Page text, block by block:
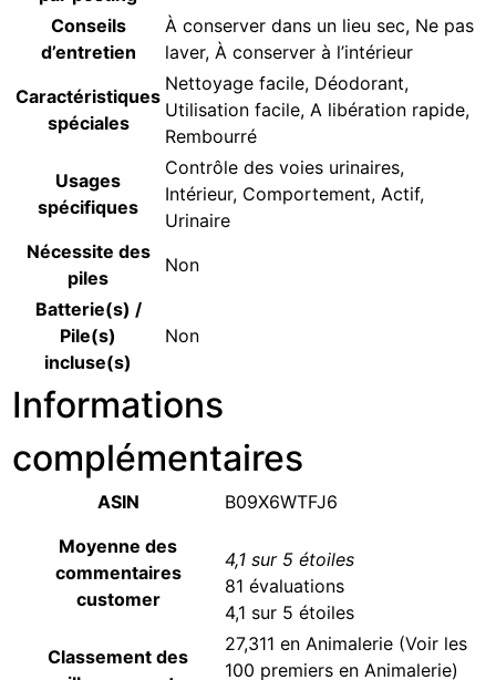
Conseils
d’entretien
‎À conserver dans un lieu sec, Ne pas
laver, À conserver à l’intérieur
Caractéristiques
spéciales
‎Nettoyage facile, Déodorant,
Utilisation facile, A libération rapide,
Rembourré
Usages
spécifiques
‎Contrôle des voies urinaires,
Intérieur, Comportement, Actif,
Urinaire
Nécessite des
piles
‎Non
Batterie(s) /
Pile(s)
incluse(s)
‎Non
Informations
complémentaires
ASIN
B09X6WTFJ6
Moyenne des
commentaires
customer
4,1 sur 5 étoiles
81 évaluations
4,1 sur 5 étoiles
Classement des
27,311 en Animalerie (Voir les
100 premiers en Animalerie)